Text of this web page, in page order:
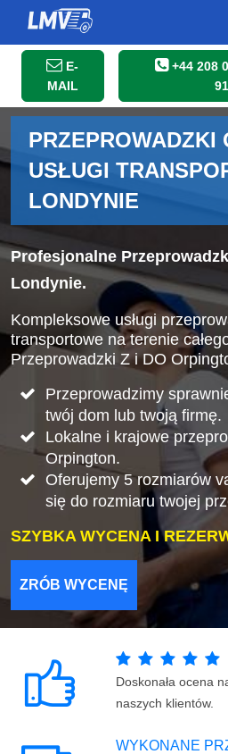
E-
MAIL
+44 208
PRZEPROWADZKI
USŁUGI
LONDYNIE
Profesjonalne
Londynie.
Kompleksowe usługi
transportowe na terenie
Przeprowadzki Z i DO
Przeprowadzimy
twój dom lub twoją firmę.
Lokalne i krajowe
Orpington.
Oferujemy 5 rozmiarów
się do rozmiaru twojej
SZYBKA WYCENA I
ZRÓB WYCENĘ
Doskonała ocena
naszych klientów.
WYKONANE